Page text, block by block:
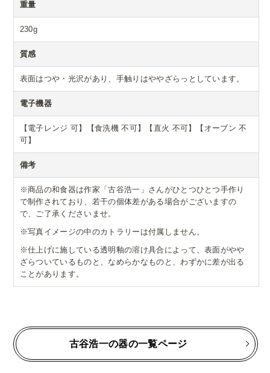
重量
230g
質感
表面はつや・光沢があり、手触りはややざらっとしています。
電子機器
【電子レンジ 可】【食洗機 不可】【直火 不可】【オーブン 不
可】
備考
※商品の和食器は作家「古谷浩一」さんがひとつひとつ手作り
で制作されており、若干の個体差がある場合がございますの
で、ご了承くださいませ。
※写真イメージの中のカトラリーは付属しません。
※仕上げに施している透明釉の溶け具合によって、表面がやや
ざらついているものと、なめらかなものと、わずかに差が出る
ことがあります。
古谷浩一の器の一覧ページ